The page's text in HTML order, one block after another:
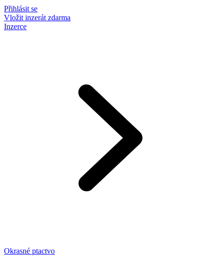
Přihlásit se
Vložit inzerát zdarma
Inzerce
Okrasné ptactvo